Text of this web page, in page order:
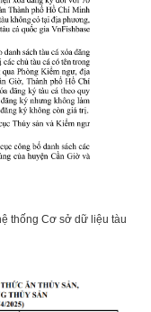
thống Cơ sở dữ liệu tàu